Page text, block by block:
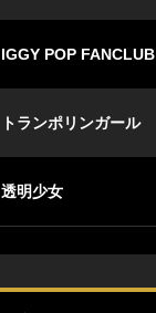
IGGY POP FANCLUB
トランポリンガール
透明少女